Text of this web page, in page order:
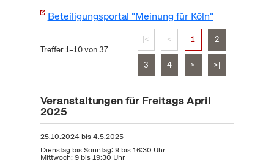
Beteiligungsportal "Meinung für Köln"
Treffer 1–10 von 37
|< < 1 2
3 4 > >|
Veranstaltungen für Freitags April
2025
25.10.2024 bis4.5.2025
Dienstag bis Sonntag: 9 bis 16:30 Uhr
Mittwoch: 9 bis 19:30 Uhr